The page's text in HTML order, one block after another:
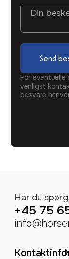
Send
For
venligst
besvare
Har du
+45 75